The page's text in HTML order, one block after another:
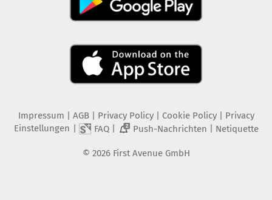
Impressum | AGB | Privacy Policy| Cookie Policy| Privacy
Einstellungen | FAQ| 2 Push-Nachrichten | Netiquette
© 2026 First Avenue GmbH